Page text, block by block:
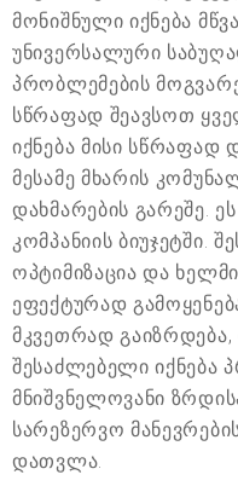
მონიშნული იქნება
უნივერსალური
პრობლემების
სწრაფად შეავსოთ
იქნება მისი სწრაფად
მესამე მხარის
დახმარების გარეშე.
კომპანიის ბიუჯეტში.
ოპტიმიზაცია და
ეფექტურად
მკვეთრად გაიზრდება,
შესაძლებელი იქნება
მნიშვნელოვანი
სარეზერვო
დათვლა.